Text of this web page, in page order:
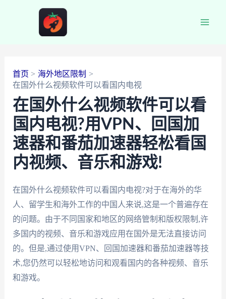
首页
海外地区限制
在国外什么视频软件可以看国内电视
在国外什么视频软件可以看
国内电视?用VPN、回国加
速器和番茄加速器轻松看国
内视频、音乐和游戏!
在国外什么视频软件可以看国内电视?对于在海外的华
人、留学生和海外工作的中国人来说,这是一个普遍存在
的问题。由于不同国家和地区的网络管制和版权限制,许
多国内的视频、音乐和游戏应用在国外是无法直接访问
的。但是,通过使用VPN、回国加速器和番茄加速器等技
术,您仍然可以轻松地访问和观看国内的各种视频、音乐
和游戏。